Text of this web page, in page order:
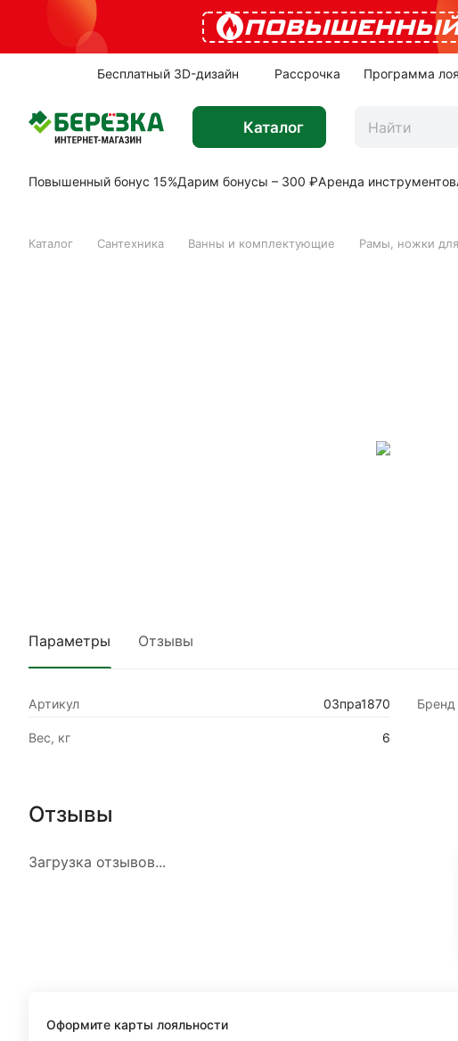
Бесплатный 3D-дизайн Рассрочка Программа
Каталог
Повышенный бонус 15%Дарим бонусы – 300 ₽Аренда инструментов
Каталог Сантехника Ванны и комплектующие Рамы, ножки
Параметры Отзывы
Артикул 03пра1870 Бренд
Вес, кг 6
Отзывы
Загрузка отзывов...
Оформите карты лояльности